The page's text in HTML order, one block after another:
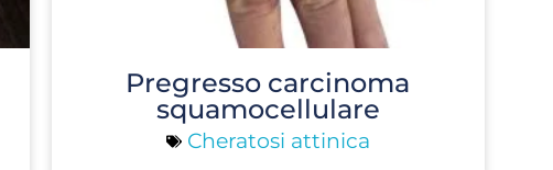
Pregresso carcinoma
squamocellulare
Cheratosi attinica